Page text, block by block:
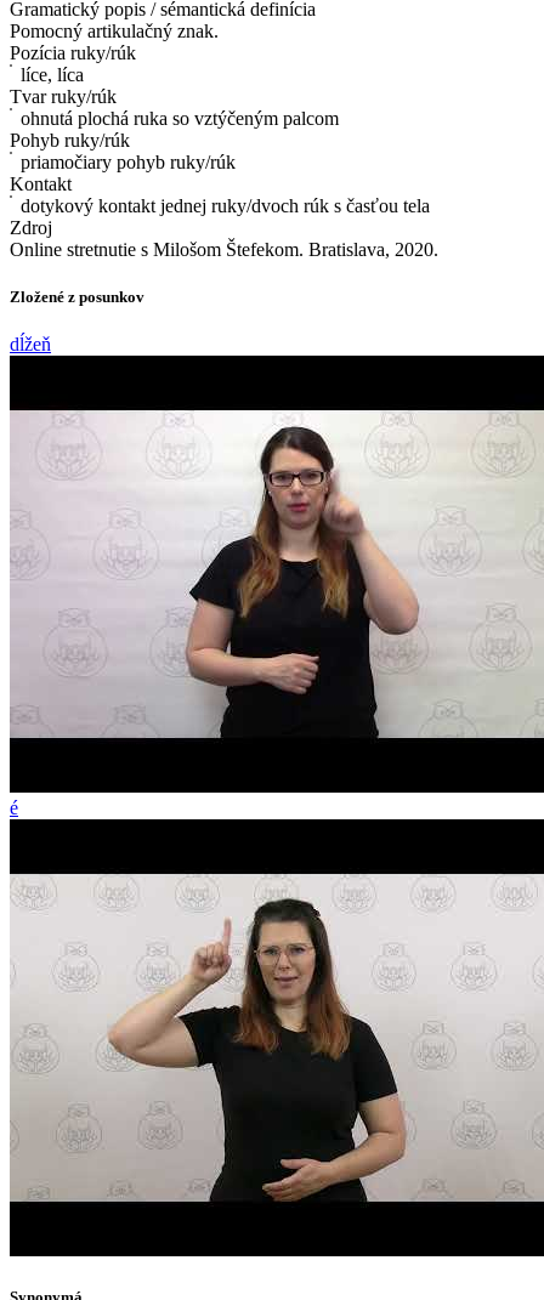
Gramatický popis / sémantická definícia
Pomocný artikulačný znak.
Pozícia ruky/rúk
líce, líca
Tvar ruky/rúk
ohnutá plochá ruka so vztýčeným palcom
Pohyb ruky/rúk
priamočiary pohyb ruky/rúk
Kontakt
dotykový kontakt jednej ruky/dvoch rúk s časťou tela
Zdroj
Online stretnutie s Milošom Štefekom. Bratislava, 2020.
Zložené z posunkov
dĺžeň
é